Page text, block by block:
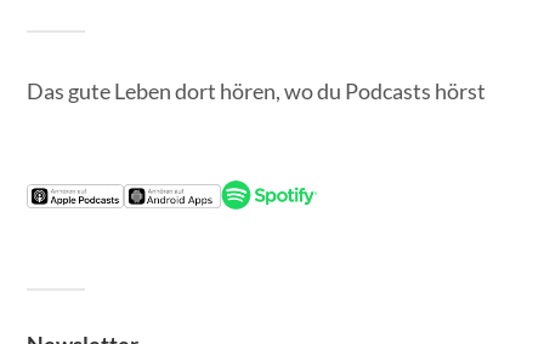
Das gute Leben dort hören, wo du Podcasts hörst